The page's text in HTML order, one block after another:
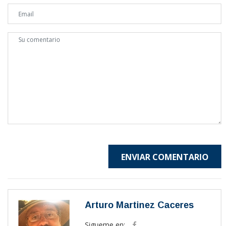
ENVIAR COMENTARIO
Arturo Martinez Caceres